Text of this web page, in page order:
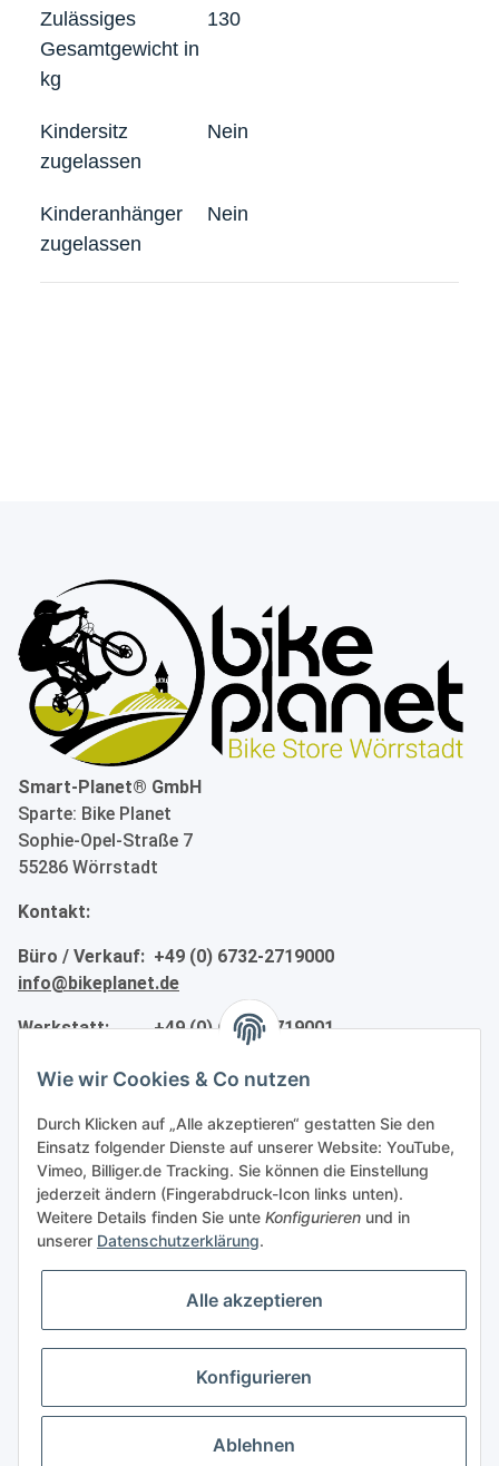
Zulässiges
Gesamtgewicht in
kg
130
Kindersitz
zugelassen
Nein
Kinderanhänger
zugelassen
Nein
Smart-Planet® GmbH
Sparte: Bike Planet
Sophie-Opel-Straße 7
55286 Wörrstadt
Kontakt:
Büro / Verkauf: +49 (0) 6732-2719000
info@bikeplanet.de
Werkstatt: +49 (0) 6732-2719001
Gesetzliche Informationen
Partner
Vertrag widerrufen
Wie wir Cookies & Co nutzen
Durch Klicken auf „Alle akzeptieren“ gestatten Sie den
Einsatz folgender Dienste auf unserer Website: YouTube,
Vimeo, Billiger.de Tracking. Sie können die Einstellung
jederzeit ändern (Fingerabdruck-Icon links unten).
Weitere Details finden Sie unte Konfigurieren und in
unserer Datenschutzerklärung.
Alle akzeptieren
Konfigurieren
Ablehnen